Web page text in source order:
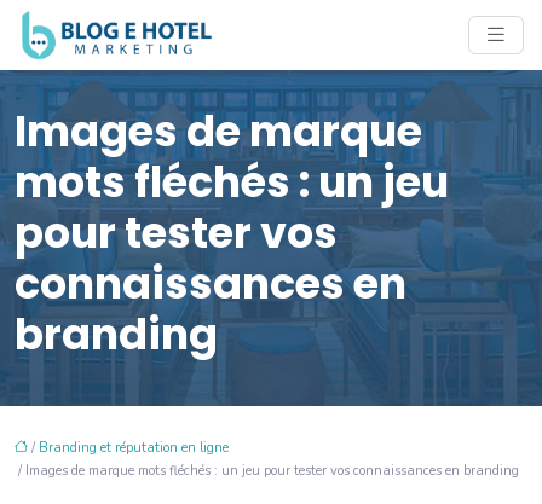
Images de marque
mots fléchés : un jeu
pour tester vos
connaissances en
branding
/ Branding et réputation en ligne
/ Images de marque mots fléchés : un jeu pour tester vos connaissances en branding